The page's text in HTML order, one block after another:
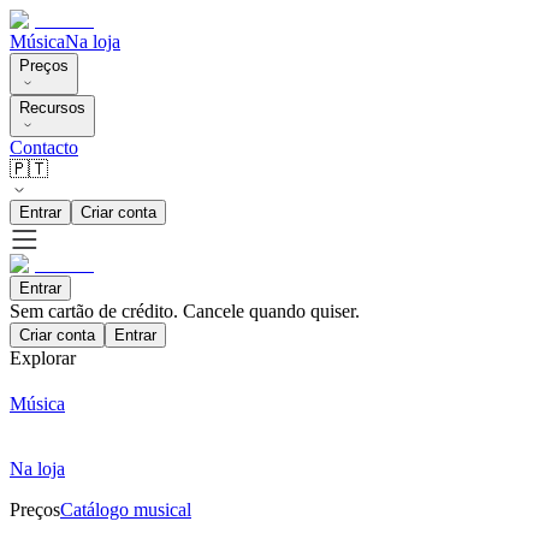
MúsicaNa loja
Preços
Recursos
Contacto
🇵🇹
Entrar Criar conta
Entrar
Sem cartão de crédito. Cancele quando quiser.
Criar conta Entrar
Explorar
Música
Na loja
PreçosCatálogo musical